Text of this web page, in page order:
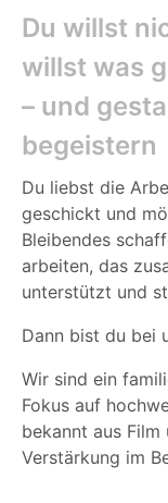
Du willst
willst was
– und
begeistern
Du liebst die
geschickt und
Bleibendes
arbeiten, das
unterstützt und
Dann bist du bei
Wir sind ein
Fokus auf
bekannt aus Film
Verstärkung im